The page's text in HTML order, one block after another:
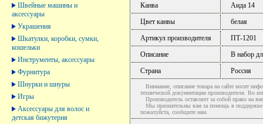
Швейные машины и
аксессуары
Украшения
Шкатулки, коробки, сумки,
кошельки
Инструменты, аксессуары
Фурнитура
Шнурки и шнуры
Игры
Аксессуары для волос и
детская бижутерия
Канва
Аида 14
Цвет канвы
белая
Артикул производителя
ПТ-1201
Описание
В набор
Страна
Россия
Внимание, описание товара на сайте носит
технической документации производителя. Во
Производитель оставляет за собой право на
Мы признательны вам за помощь в поддержке
пожалуйста, сообщите нам.